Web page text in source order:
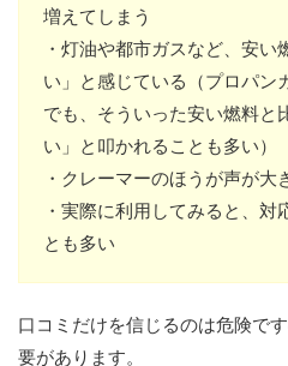
増えてしまう
・灯油や都市ガスなど、安
い」と感じている（プロパン
でも、そういった安い燃料と
い」と叩かれることも多い）
・クレーマーのほうが声が大
・実際に利用してみると、対
とも多い
口コミだけを信じるのは危険で
要があります。